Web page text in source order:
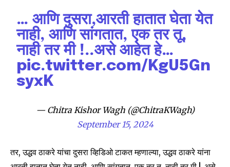
To subscribe, simply enter your email address on our website
or click the subscribe button below. Don't worry, we respect
your privacy and won't spam your inbox. Your information is
safe with us.
SUBSCRIBE
I've read and accept thePrivacy Policy.
… आणि दुसरा,आरती हातात घेता येत
नाही, आणि सांगतात, एक तर तू,
नाही तर मी !..असे आहेत हे…
pic.twitter.com/KgU5Gn
syxK
— Chitra Kishor Wagh (@ChitraKWagh)
September 15, 2024
तर, उद्धव ठाकरे यांचा दुसरा व्हिडिओ टाकत म्हणाल्या, उद्धव ठाकरे यांना